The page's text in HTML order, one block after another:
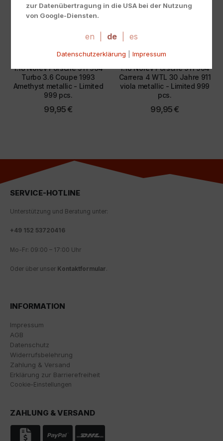
1:18 Norev Porsche 911 964
Turbo 3.6 Coupe 1993
Amethyst metallic - Limited
999 pcs.
99,95 €
1:18 Norev Porsche 911 964
Carrera 4 WTL 30 Jahre 911
viola metallic - Limited 999
pcs.
99,95 €
SERVICE-HOTLINE
Unterstützung und Beratung unter:
+49 152 53720416
Mo-Fr: 09:00 – 17:00 Uhr
Oder über unser Kontaktformular.
INFORMATION
Impressum
AGB
Datenschutz
Widerrufsbelehrung
Zahlung & Versand
Erklärung zur Barrierefreiheit
Cookie-Einstellungen
ZAHLUNG & VERSAND
zur Datenübertragung in die USA bei der Nutzung
von Google-Diensten.
Cookies sind absolut notwendig, um unsere Website
werden nur gesetzt, wenn Sie ihrer Verwendung
Über die Auswahl bestimmter Cookies in den
Akkordeon-Elementen können Sie wählen, ob Sie "nur
wesentliche Cookies ", "alle Cookies akzeptieren"
oder "individuelle Cookie-Einstellungen speichern"
Einstellungen auch nachträglich über die Schaltfläche
"Cookie-Einstellungen" ändern, die Sie im Fußbereich
in unseren Datenschutzbestimmungen.
Wir nutzen Google Analytics, um eine kontinuierliche
erhalten, um die Website und das Nutzererlebnis zu
Google LLC übermittelt und die besuchten Seiten, die
verarbeitet, die von Google zu eigenen Zwecken, zur
Cookie akzeptieren, stimmen Sie gemäß Art. 49 Abs. 1
Google verarbeitet werden. Die USA werden vom
Europäischen Gerichtshof als ein Land mit einem
nach EU-Standards unzureichenden
Datenschutzniveau eingestuft.
Überwachungszwecken, möglicherweise ohne
essenzielle Cookies akzeptieren" klicken, findet die
en de es
Datenschutzerklärung Impressum